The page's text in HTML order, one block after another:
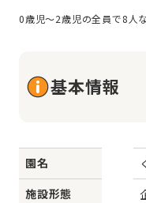
0歳児～2歳児の全員で8人
基本情報
園名
施設形態